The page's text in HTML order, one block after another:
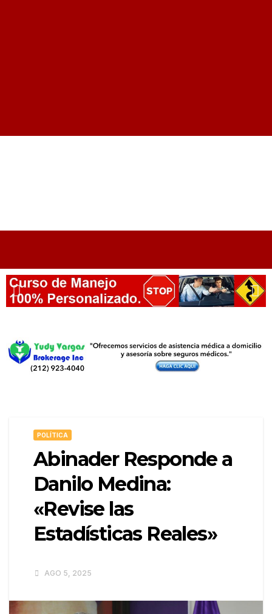
POLÍTICA
Abinader Responde a
Danilo Medina:
«Revise las
Estadísticas Reales»
AGO 5, 2025